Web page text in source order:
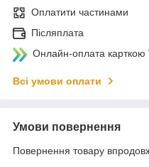
Оплатити частинами
Післяплата
Онлайн-оплата
Всі умови оплати
Умови повернення
Повернення товару